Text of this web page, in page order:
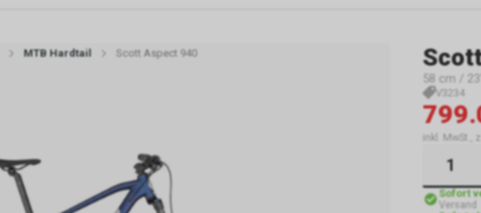
MTB Hardtail Scott Aspect 940
58 cm /
V3234
inkl. MwSt.,
Sofort
Versand